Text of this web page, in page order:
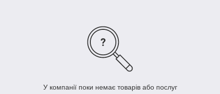
У компанії поки немає товарів або послуг